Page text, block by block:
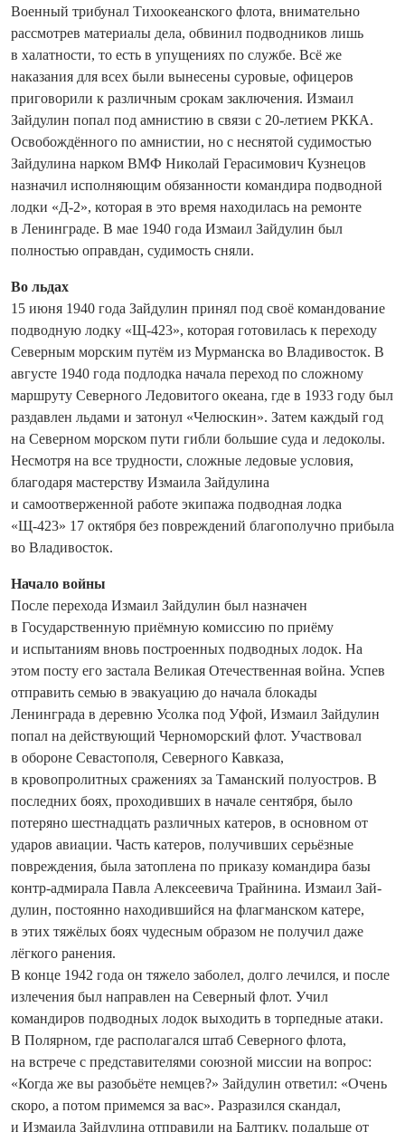
Военный трибунал Тихоокеанского флота, внимательно
рассмотрев материалы дела, обвинил подводников лишь
в халатности, то есть в упущениях по службе. Всё же
наказания для всех были вынесены суровые, офицеров
приговорили к различным срокам заключения. Измаил
Зайдулин попал под амнистию в связи с 20-летием РККА.
Освобождённого по амнистии, но с неснятой судимостью
Зай­дулина нарком ВМФ Николай Герасимович Кузнецов
назначил исполняющим обязанности командира подводной
лодки «Д-2», которая в это время находилась на ремонте
в Ленинграде. В мае 1940 года Измаил Зайдулин был
полностью оправдан, судимость сняли.
Во льдах
15 июня 1940 года Зайдулин принял под своё командование
подводную лодку «Щ-423», которая готовилась к переходу
Северным морским путём из Мурманска во Владивосток. В
августе 1940 года подлодка начала переход по сложному
маршруту Северного Ледовитого океана, где в 1933 году был
раздавлен льдами и затонул «Челюскин». Затем каждый год
на Северном морском пути гибли большие суда и ледоколы.
Несмотря на все трудности, сложные ледовые условия,
благодаря мастерству Измаила Зайдулина
и самоотверженной работе экипажа подводная лодка
«Щ-423» 17 октября без повреждений благополучно прибыла
во Владивосток.
Начало войны
После перехода Измаил Зай­дулин был назначен
в Государственную приёмную комиссию по приёму
и испытаниям вновь построенных подводных лодок. На
этом посту его застала Великая Отечественная война. Успев
отправить семью в эвакуацию до начала блокады
Ленинграда в деревню Усолка под Уфой, Измаил Зай­дулин
попал на действующий Черноморский флот. Участвовал
в обороне Севастополя, Северного Кавказа,
в кровопролитных сражениях за Таманский полуостров. В
последних боях, проходивших в начале сентября, было
потеряно шестнадцать различных катеров, в основном от
ударов авиации. Часть катеров, получивших ­серьёзные
повреждения, была затоплена по приказу командира базы
контр-адмирала Павла Алексеевича Трайнина. Измаил Зай­
дулин, постоянно находившийся на флагманском катере,
в этих тяжёлых боях чудесным образом не получил даже
лёгкого ранения.
В конце 1942 года он тяжело заболел, долго лечился, и после
излечения был направлен на Северный флот. Учил
командиров подводных лодок выходить в торпедные атаки.
В Полярном, где располагался штаб Северного флота,
на встрече с представителями союзной миссии на вопрос:
«Когда же вы разобьёте немцев?» Зайдулин ответил: «Очень
скоро, а потом примемся за вас». Разразился скандал,
и Измаила Зайдулина отправили на Балтику, подальше от